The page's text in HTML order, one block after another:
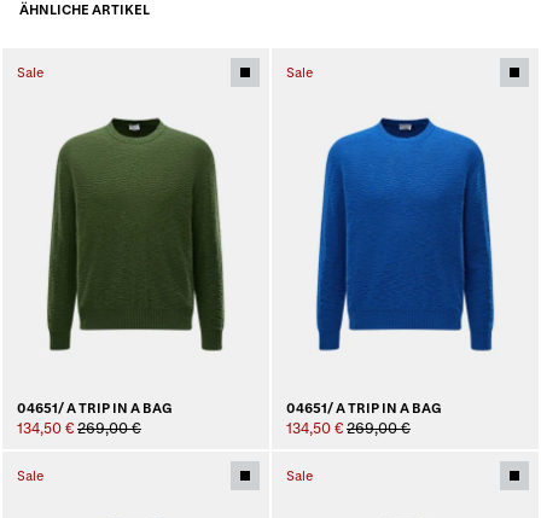
ÄHNLICHE ARTIKEL
Sale
04651/ A TRIP IN A BAG
134,50 € 269,00 €
Sale
04651/ A TRIP IN A BAG
134,50 € 269,00 €
Sale Sale